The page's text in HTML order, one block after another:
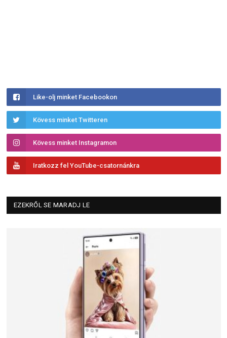
Like-olj minket Facebookon
Kövess minket Twitteren
Kövess minket Instagramon
Iratkozz fel YouTube-csatornánkra
EZEKRŐL SE MARADJ LE